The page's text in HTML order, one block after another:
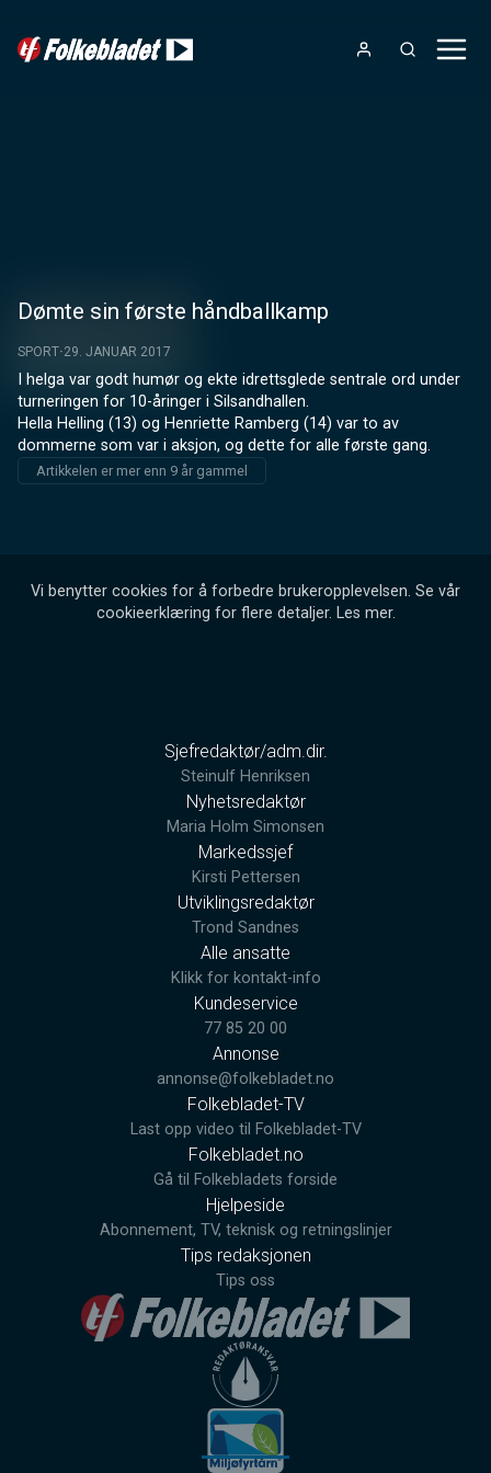
Dømte sin første håndballkamp
SPORT 29. JANUAR 2017
I helga var godt humør og ekte idrettsglede sentrale ord under
turneringen for 10-åringer i Silsandhallen.
Hella Helling (13) og Henriette Ramberg (14) var to av
dommerne som var i aksjon, og dette for alle første gang.
Artikkelen er mer enn 9 år gammel
Vi benytter cookies for å forbedre brukeropplevelsen. Se vår
cookieerklæring for flere detaljer. Les mer.
Sjefredaktør/adm.dir.
Steinulf Henriksen
Nyhetsredaktør
Maria Holm Simonsen
Markedssjef
Kirsti Pettersen
Utviklingsredaktør
Trond Sandnes
Alle ansatte
Klikk for kontakt-info
Kundeservice
77 85 20 00
Annonse
annonse@folkebladet.no
Folkebladet-TV
Last opp video til Folkebladet-TV
Folkebladet.no
Gå til Folkebladets forside
Hjelpeside
Abonnement, TV, teknisk og retningslinjer
Tips redaksjonen
Tips oss